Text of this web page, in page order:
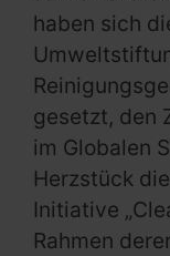
haben sich
gesetzt, den
im Globalen
Herzstück
Initiative
Rahmen